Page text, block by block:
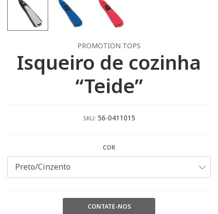
PROMOTION TOPS
Isqueiro de cozinha
“Teide”
SKU: 56-0411015
COR
CONTATE-NOS